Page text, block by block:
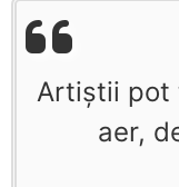
Artiştii pot
aer,